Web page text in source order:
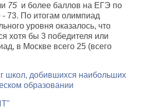
75 и более баллов на ЕГЭ по
- 73. По итогам олимпиад
уровня оказалось, что
хотя бы 3 победителя или
в Москве всего 25 (всего
школ, добившихся наибольших
образовании